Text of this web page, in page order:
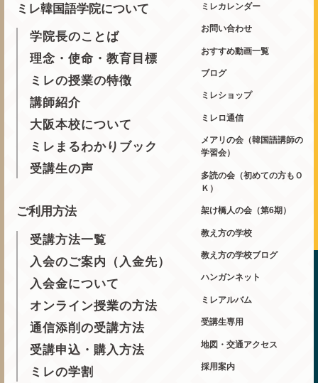
ミレ韓国語学院について
学院長のことば
理念・使命・教育目標
ミレの授業の特徴
講師紹介
大阪本校について
ミレまるわかりブック
受講生の声
ご利用方法
受講方法一覧
入会のご案内（入金先）
入会金について
オンライン授業の方法
通信添削の受講方法
受講申込・購入方法
ミレの学割
ミレカレンダー
お問い合わせ
おすすめ動画一覧
ブログ
ミレショップ
ミレロ通信
メアリの会（韓国語講師の
学習会）
多読の会（初めての方もＯ
Ｋ）
架け橋人の会（第6期）
教え方の学校
教え方の学校ブログ
ハンガンネット
ミレアルバム
受講生専用
地図・交通アクセス
採用案内